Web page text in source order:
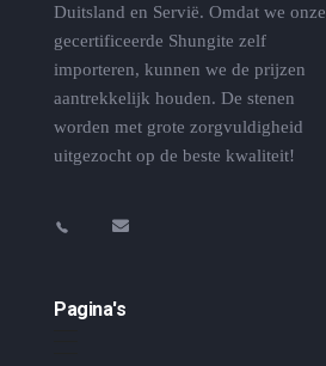
Duitsland en Servië. Omdat we onze
gecertificeerde Shungite zelf
importeren, kunnen we de prijzen
aantrekkelijk houden. De stenen
worden met grote zorgvuldigheid
uitgezocht op de beste kwaliteit!
Pagina's